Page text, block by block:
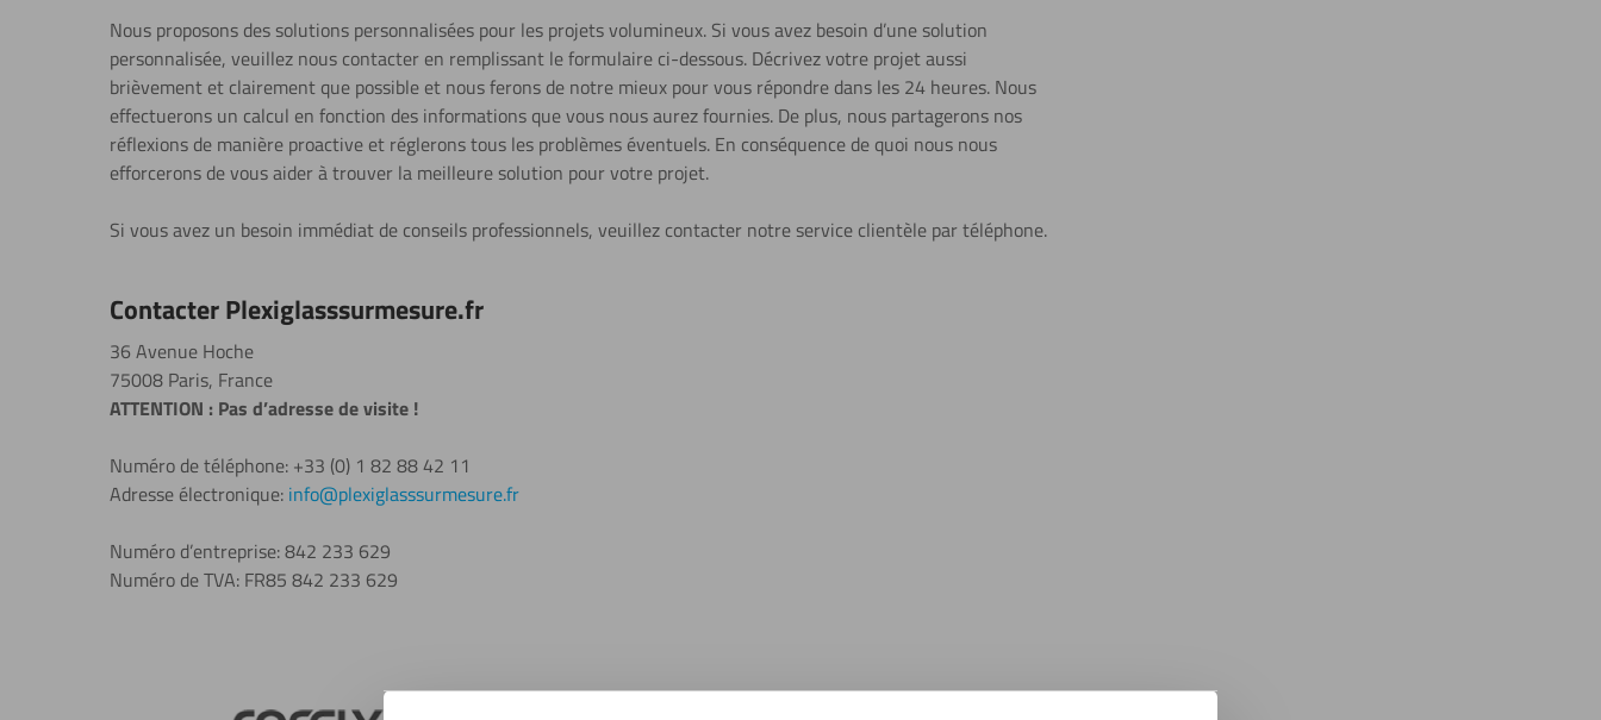
Nous proposons des solutions personnalisées pour les projets volumineux. Si vous avez besoin d’une solution
personnalisée, veuillez nous contacter en remplissant le formulaire ci-dessous. Décrivez votre projet aussi
brièvement et clairement que possible et nous ferons de notre mieux pour vous répondre dans les 24 heures. Nous
effectuerons un calcul en fonction des informations que vous nous aurez fournies. De plus, nous partagerons nos
réflexions de manière proactive et réglerons tous les problèmes éventuels. En conséquence de quoi nous nous
efforcerons de vous aider à trouver la meilleure solution pour votre projet.
Si vous avez un besoin immédiat de conseils professionnels, veuillez contacter notre service clientèle par téléphone.
Contacter Plexiglasssurmesure.fr
36 Avenue Hoche
75008 Paris, France
ATTENTION : Pas d’adresse de visite !
Numéro de téléphone: +33 (0) 1 82 88 42 11
Adresse électronique: info@plexiglasssurmesure.fr
Numéro d’entreprise: 842 233 629
Numéro de TVA: FR85 842 233 629